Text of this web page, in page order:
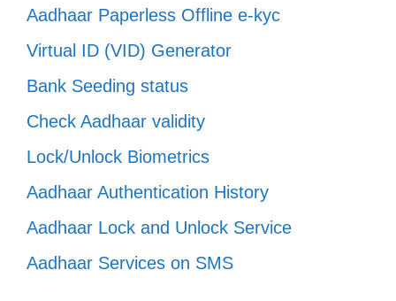
Aadhaar Paperless Offline e-kyc
Virtual ID (VID) Generator
Bank Seeding status
Check Aadhaar validity
Lock/Unlock Biometrics
Aadhaar Authentication History
Aadhaar Lock and Unlock Service
Aadhaar Services on SMS